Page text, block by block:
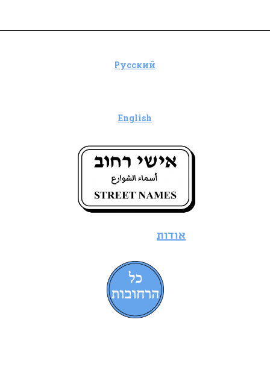
English
Русский
אודות